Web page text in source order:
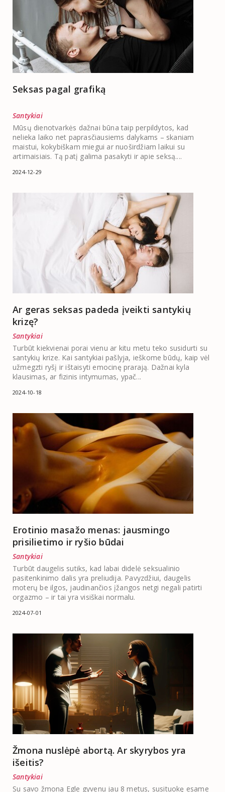
Seksas pagal grafiką
Santykiai
Mūsų dienotvarkės dažnai būna taip perpildytos, kad
nelieka laiko net paprasčiausiems dalykams – skaniam
maistui, kokybiškam miegui ar nuoširdžiam laikui su
artimaisiais. Tą patį galima pasakyti ir apie seksą....
2024-12-29
Ar geras seksas padeda įveikti santykių
krizę?
Santykiai
Turbūt kiekvienai porai vienu ar kitu metu teko susidurti su
santykių krize. Kai santykiai pašlyja, ieškome būdų, kaip vėl
užmegzti ryšį ir ištaisyti emocinę prarają. Dažnai kyla
klausimas, ar fizinis intymumas, ypač...
2024-10-18
Erotinio masažo menas: jausmingo
prisilietimo ir ryšio būdai
Santykiai
Turbūt daugelis sutiks, kad labai didelė seksualinio
pasitenkinimo dalis yra preliudija. Pavyzdžiui, daugelis
moterų be ilgos, jaudinančios įžangos netgi negali patirti
orgazmo – ir tai yra visiškai normalu.
2024-07-01
Žmona nuslėpė abortą. Ar skyrybos yra
išeitis?
Santykiai
Su savo žmona Egle gyvenu jau 8 metus, susituokę esame